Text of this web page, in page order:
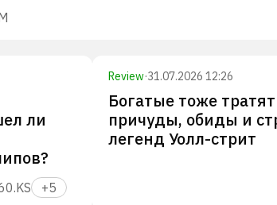
ли
+5
Review·31.07.2026 12:26
Богатые тоже
причуды, обиды и
легенд Уолл-стрит